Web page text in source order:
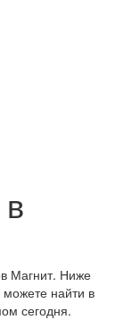
Магнит. Ниже
найти в
сегодня.